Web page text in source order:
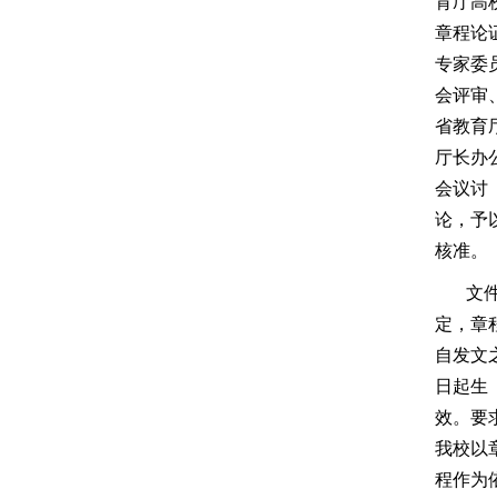
章程论
专家委
会评审、
省教育
厅长办
会议讨
论，予
核准。
文
定，章
自发文
日起生
效。要
我校以
程作为